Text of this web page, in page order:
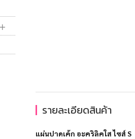
+
รายละเอียดสินค้า
แผ่นปาดเค้ก อะคริลิคใส ไซส์ S